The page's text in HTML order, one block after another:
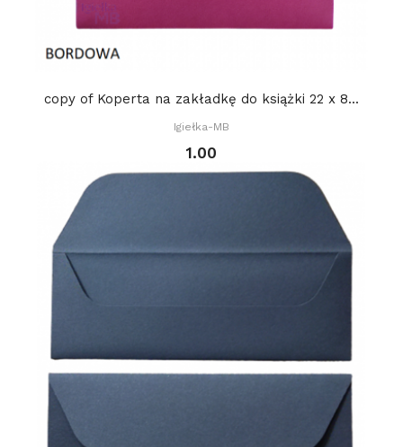
copy of Koperta na zakładkę do książki 22 x 8...
Igiełka-MB
1.00